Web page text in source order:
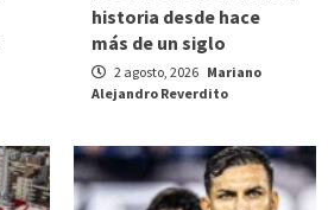
historia desde hace
más de un siglo
2 agosto, 2026 Mariano
Alejandro Reverdito